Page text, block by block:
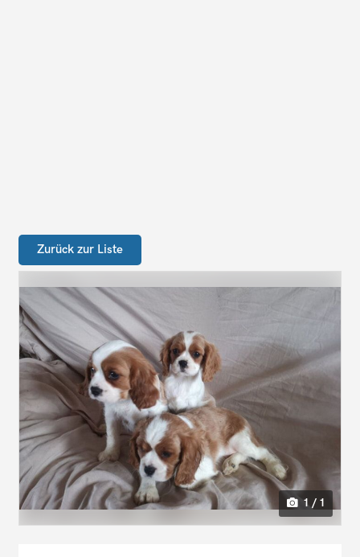
Zurück zur Liste
1 / 1